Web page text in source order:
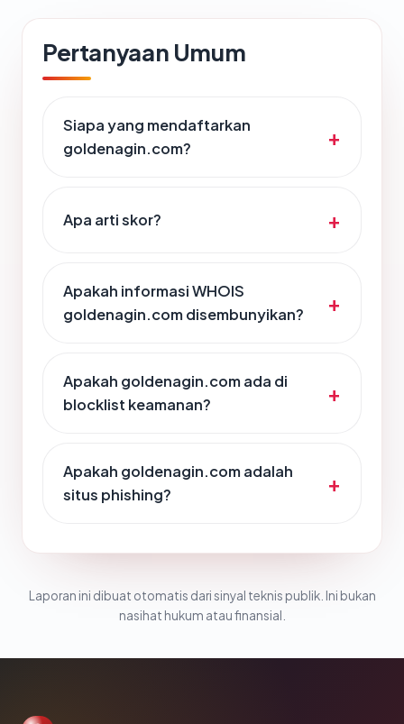
Pertanyaan Umum
Siapa yang mendaftarkan
goldenagin.com?
Apa arti skor?
Apakah informasi WHOIS
goldenagin.com disembunyikan?
Apakah goldenagin.com ada di
blocklist keamanan?
Apakah goldenagin.com adalah
situs phishing?
Laporan ini dibuat otomatis dari sinyal teknis publik. Ini bukan
nasihat hukum atau finansial.